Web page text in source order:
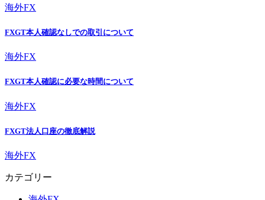
海外FX
FXGT本人確認なしでの取引について
海外FX
FXGT本人確認に必要な時間について
海外FX
FXGT法人口座の徹底解説
海外FX
カテゴリー